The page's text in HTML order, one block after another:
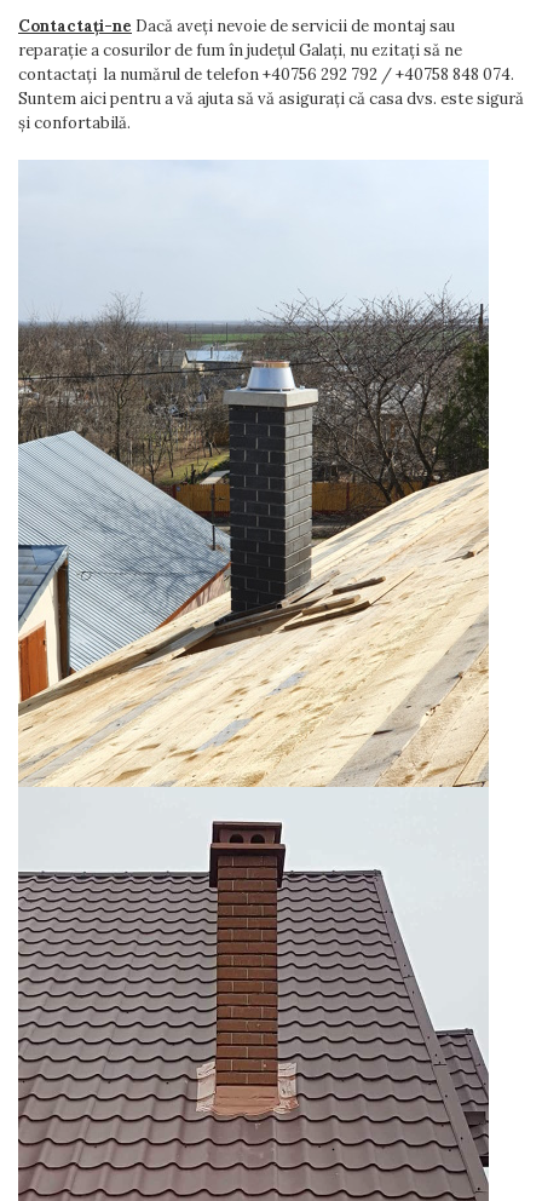
Contactați-ne Dacă aveți nevoie de servicii de montaj sau
reparație a cosurilor de fum în județul Galați, nu ezitați să ne
contactați la numărul de telefon +40756 292 792 / +40758 848 074.
Suntem aici pentru a vă ajuta să vă asigurați că casa dvs. este sigură
și confortabilă.